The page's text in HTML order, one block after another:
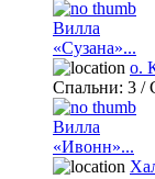
Вилла
«Сузана»...
о.
Спальни: 3 /
Вилла
«Ивонн»...